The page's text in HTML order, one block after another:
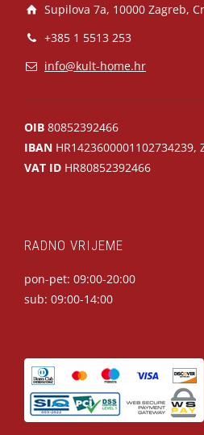
Supilova 7a, 10000 Zagreb,
+385 1 5513 253
info@kult-home.hr
OIB 80852392466
IBAN HR1423600001102734239,
VAT ID HR80852392466
RADNO VRIJEME
pon-pet: 09:00-20:00
sub: 09:00-14:00